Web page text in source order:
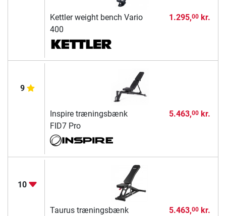
Kettler weight bench Vario
400
1.295,00kr.
9
Inspire træningsbænk
FID7 Pro
5.463,00kr.
10
Taurus træningsbænk
5.463,00kr.